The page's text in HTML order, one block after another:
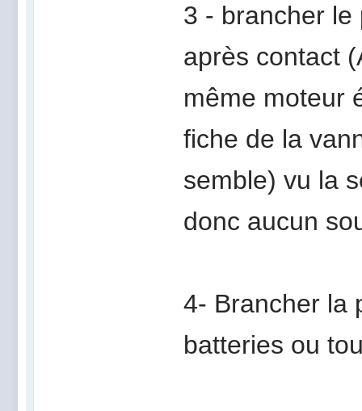
3 - brancher le
après contact
même moteur
fiche de la
semble) vu la
donc aucun
4- Brancher la
batteries ou